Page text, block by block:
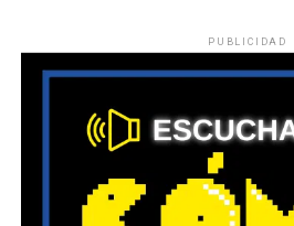
PUBLICIDAD